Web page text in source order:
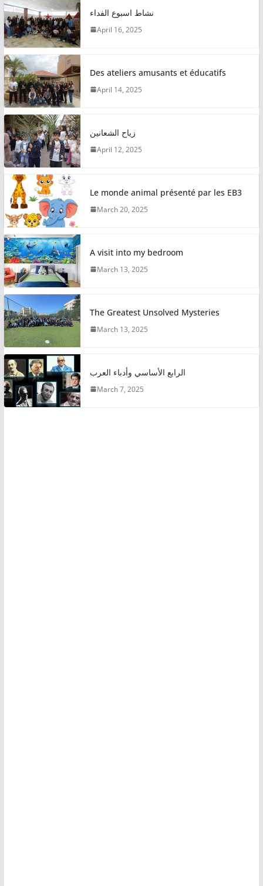
نشاط اسبوع الفداء
April 16, 2025
Des ateliers amusants et éducatifs
April 14, 2025
زياح الشعانين
April 12, 2025
Le monde animal présenté par les EB3
March 20, 2025
A visit into my bedroom
March 13, 2025
The Greatest Unsolved Mysteries
March 13, 2025
الرابع الأساسي وأدباء العرب
March 7, 2025